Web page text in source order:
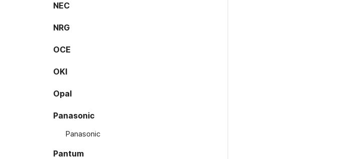
NEC
NRG
OCE
OKI
Opal
Panasonic
Panasonic
Pantum